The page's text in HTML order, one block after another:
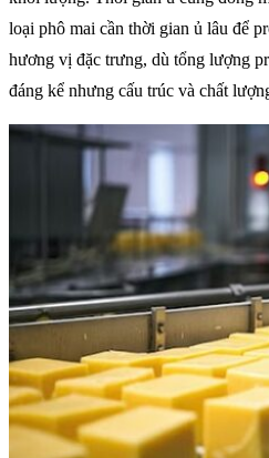
loại phô mai cần thời gian ủ lâu để
hương vị đặc trưng, dù tổng lượng
đáng kể nhưng cấu trúc và chất